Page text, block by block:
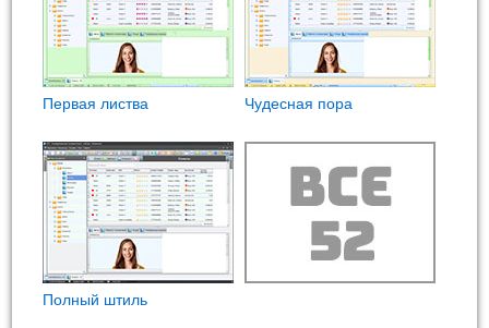
Первая листва Чудесная пора
Полный штиль